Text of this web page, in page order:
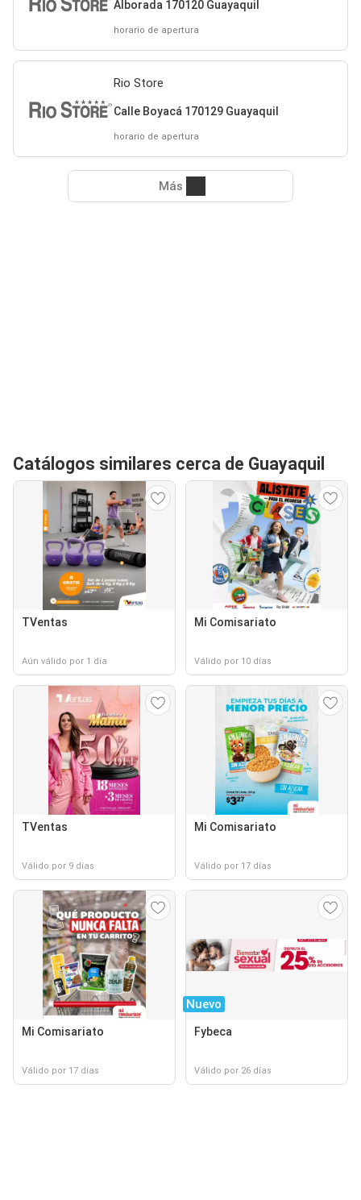
Alborada 170120 Guayaquil
horario de apertura
Rio Store
Calle Boyacá 170129 Guayaquil
horario de apertura
Más
Catálogos similares cerca de Guayaquil
TVentas
Aún válido por 1 día
Mi Comisariato
Válido por 10 días
TVentas
Válido por 9 días
Mi Comisariato
Válido por 17 días
Mi Comisariato
Válido por 17 días
Nuevo
Fybeca
Válido por 26 días